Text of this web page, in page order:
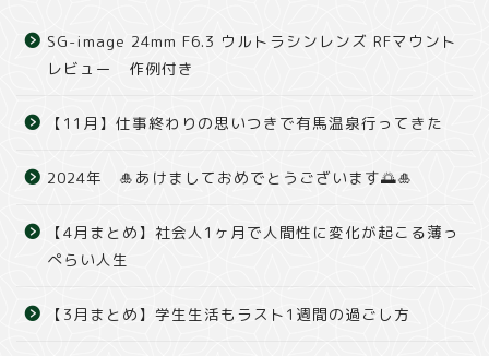
SG-image 24mm F6.3 ウルトラシンレンズ RFマウント
レビュー 作例付き
【11月】仕事終わりの思いつきで有馬温泉行ってきた
2024年 🎍あけましておめでとうございます🌅🎍
【4月まとめ】社会人1ヶ月で人間性に変化が起こる薄っ
ぺらい人生
【3月まとめ】学生生活もラスト1週間の過ごし方